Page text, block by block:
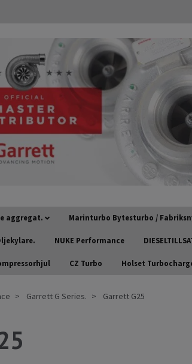
aggregat. Marinturbo Bytesturbo /
NUKE Performance
CZ Turbo Holset
Garrett G Series. Garrett G25